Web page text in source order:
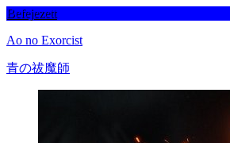
Befejezett
Ao no Exorcist
青の祓魔師